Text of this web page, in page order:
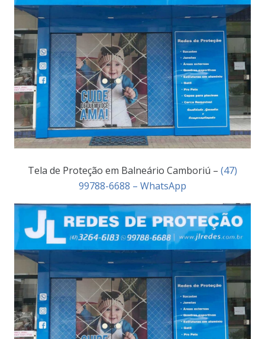
Tela de Proteção em Balneário Camboriú – (47)
99788-6688 – WhatsApp